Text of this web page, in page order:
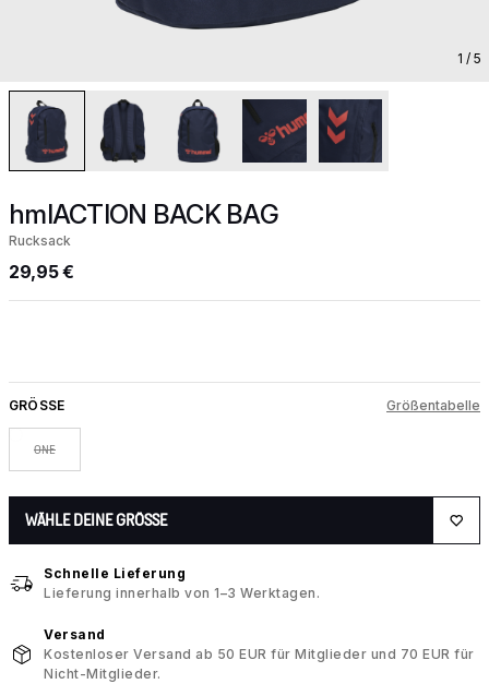
1 / 5
hmlACTION BACK BAG
Rucksack
29,95 €
GRÖSSE Größentabelle
ONE
WÄHLE DEINE GRÖSSE
Schnelle Lieferung
Lieferung innerhalb von 1–3 Werktagen.
Versand
Kostenloser Versand ab 50 EUR für Mitglieder und 70 EUR für
Nicht-Mitglieder.